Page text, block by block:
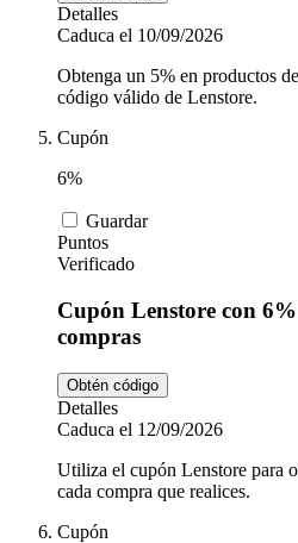
Detalles
Caduca el 10/09/2026
Obtenga un 5% en productos
código válido de Lenstore.
Cupón
6%
Guardar
Puntos
Verificado
Cupón Lenstore con
compras
Obtén código
Detalles
Caduca el 12/09/2026
Utiliza el cupón Lenstore para
cada compra que realices.
Cupón